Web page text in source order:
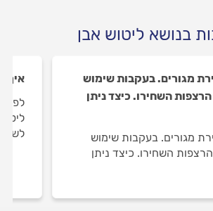
בנושא ליטוש אבן
מגורים. בעקבות שימוש
השחירו. כיצד ניתן
מגורים. בעקבות שימוש
השחירו. כיצד ניתן
איך